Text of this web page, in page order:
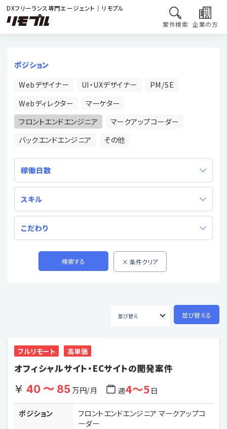
DXフリーランス専門エージェント｜リモプル
案件検索 企業の方
ポジション
Webデザイナー
UI・UXデザイナー
PM/SE
Webディレクター
マーケター
フロントエンドエンジニア
マークアップコーダー
バックエンドエンジニア
その他
稼働日数
スキル
こだわり
フルリモート 高単価
オフィシャルサイト・ECサイトの開発案件
40 〜 85万円/月 週4〜5日
ポジション
フロントエンドエンジニア マークアップコ
ーダー